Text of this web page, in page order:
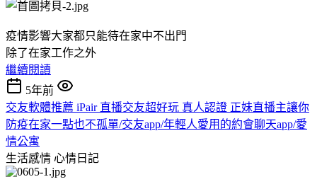
疫情影響大家都只能待在家中不出門
除了在家工作之外
繼續閱讀
5年前
交友軟體推薦 iPair 直播交友超好玩 真人認證 正妹直播主讓你
防疫在家一點也不孤單/交友app/年輕人愛用的約會聊天app/愛
情公寓
生活感情 心情日記